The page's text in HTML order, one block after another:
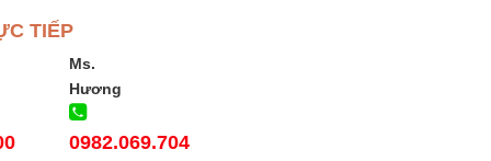
TIẾP
Ms.
Hương
0982.069.704